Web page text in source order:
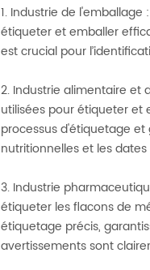
1. Industrie de
étiqueter et emballer
est crucial pour
2. Industrie alimentaire et
utilisées pour étiqueter et
processus d'étiquetage
nutritionnelles et les
3. Industrie
étiqueter les flacons de
étiquetage précis,
avertissements sont